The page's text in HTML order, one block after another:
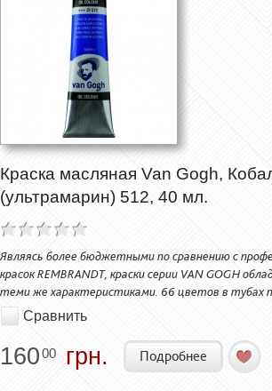
Краска масляная Van Gogh,
(ультрамарин) 512, 40 мл.
Являясь более бюджетными по сравнению с
красок REMBRANDT, краски серии VAN GOGH
теми же характеристиками. 66 цветов в тубах
Сравнить
16000 грн. Подробнее